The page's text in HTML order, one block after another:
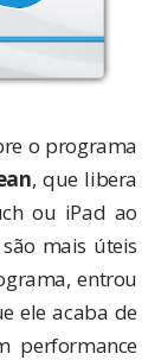
o programa
, que libera
ou iPad ao
mais úteis
entrou
ele acaba de
performance